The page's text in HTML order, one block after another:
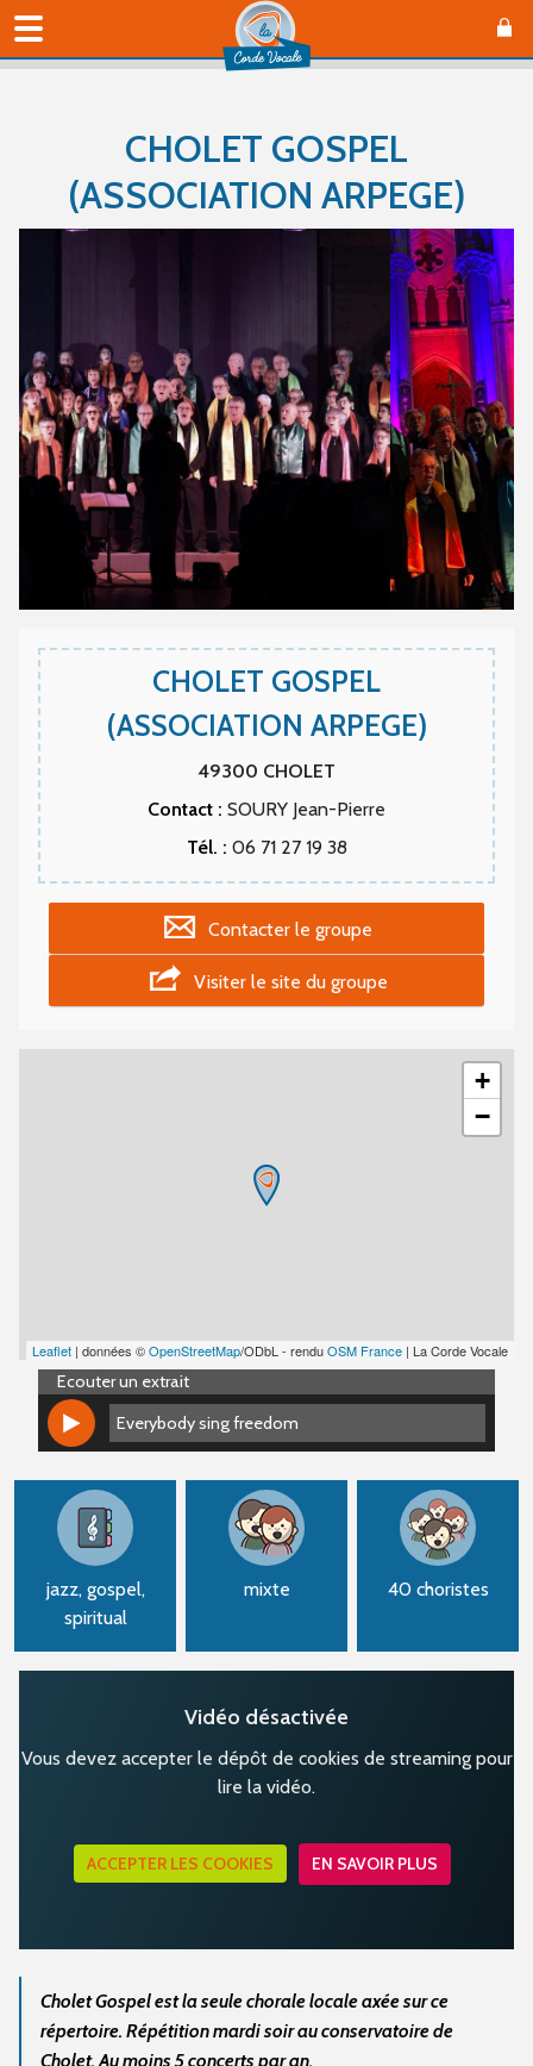
CHOLET GOSPEL
(ASSOCIATION ARPEGE)
CHOLET GOSPEL
(ASSOCIATION ARPEGE)
49300 CHOLET
Contact : SOURY Jean-Pierre
Tél. : 06 71 27 19 38
Contacter le groupe
Visiter le site du groupe
+
−
Leaflet | données ©OpenStreetMap/ODbL - renduOSM France | La Corde Vocale
Ecouter un extrait
Everybody sing freedom
Everybody sing freedom
jazz, gospel,
spiritual
mixte 40 choristes
Vidéo désactivée
Vous devez accepter le dépôt de cookies de streaming pour
lire la vidéo.
ACCEPTER LES COOKIES EN SAVOIR PLUS
Cholet Gospel est la seule chorale locale axée sur ce
répertoire. Répétition mardi soir au conservatoire de
Cholet. Au moins 5 concerts par an.